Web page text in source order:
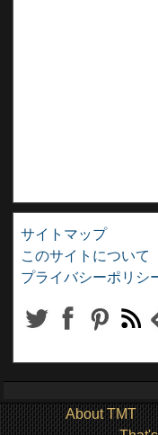
サイトマップ
このサイトについて
プライバシーポリシ
About TMT